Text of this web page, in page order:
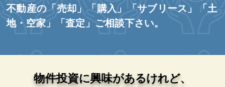
不動産の「売却」「購入」「サブリース」「土
地・空家」「査定」ご相談下さい。
物件投資に興味があるけれど、